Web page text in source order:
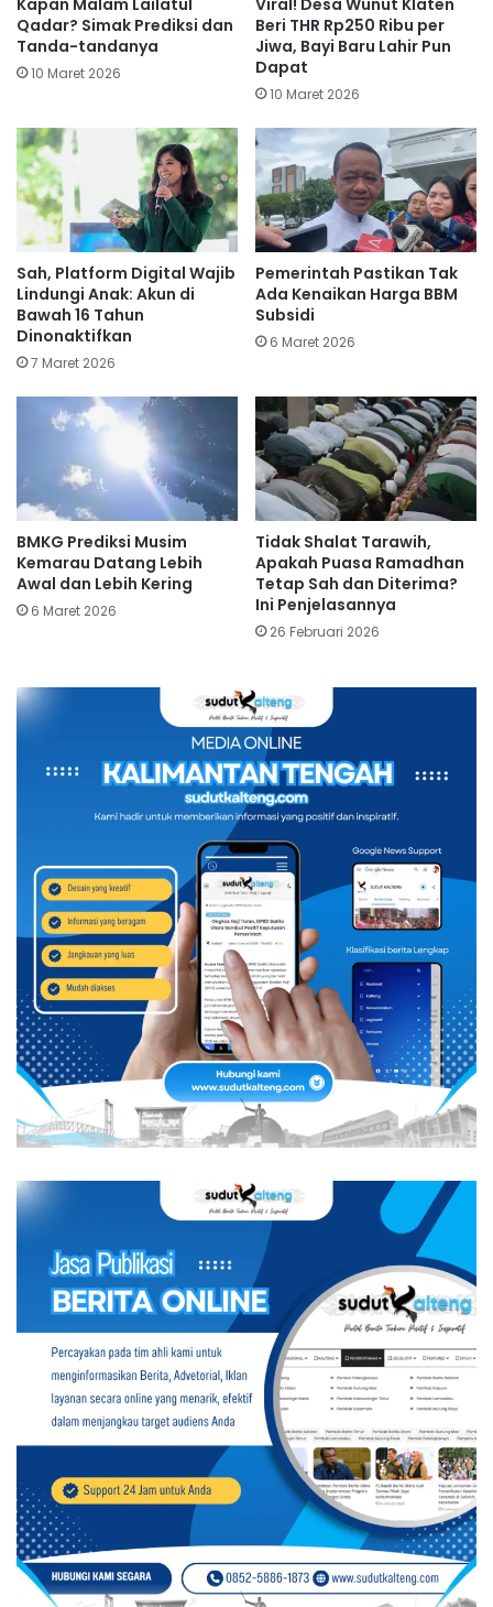
Qadar? Simak Prediksi dan
Tanda-tandanya
10 Maret 2026
Beri THR Rp250 Ribu per
Jiwa, Bayi Baru Lahir Pun
Dapat
10 Maret 2026
Sah, Platform Digital Wajib
Lindungi Anak: Akun di
Bawah 16 Tahun
Dinonaktifkan
7 Maret 2026
Pemerintah Pastikan Tak
Ada Kenaikan Harga BBM
Subsidi
6 Maret 2026
BMKG Prediksi Musim
Kemarau Datang Lebih
Awal dan Lebih Kering
6 Maret 2026
Tidak Shalat Tarawih,
Apakah Puasa Ramadhan
Tetap Sah dan Diterima?
Ini Penjelasannya
26 Februari 2026